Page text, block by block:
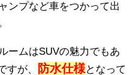
ンプなど車をつかって出
ームはSUVの魅力でもあ
すが、 防水仕様となって